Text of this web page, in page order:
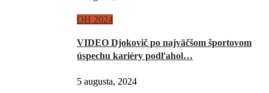
OH 2024
VIDEO Djokovič po najväčšom športovom
úspechu kariéry podľahol…
5 augusta, 2024